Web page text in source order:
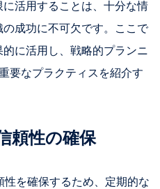
活用することは、十分な情
成功に不可欠です。ここで
に活用し、戦略的プランニ
要なプラクティスを紹介す
頼性の確保
を確保するため、定期的な